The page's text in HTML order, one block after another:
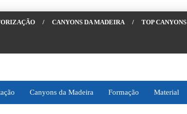
/ CANYONS DA MADEIRA / TOP CANYONS
Canyons da Madeira Formação Material